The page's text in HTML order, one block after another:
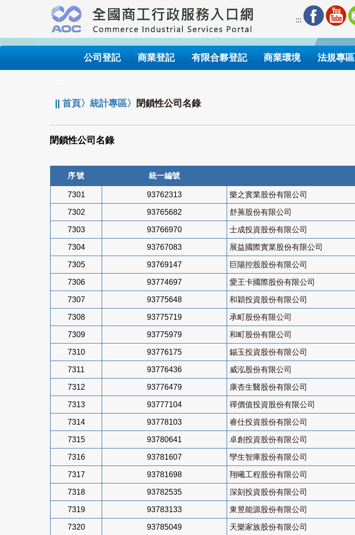
要
內
:::
公司登記 商業登記 有限合夥登記 商業環境 法規專區
||首頁〉統計專區〉 閉鎖性公司名錄
閉鎖性公司名錄
序號 統一編號
7301 93762313 樂之實業股份有限公司
7302 93765682 舒茀股份有限公司
7303 93766970 士成投資股份有限公司
7304 93767083 展益國際實業股份有限公司
7305 93769147 巨陽控股股份有限公司
7306 93774697 愛王卡國際股份有限公司
7307 93775648 和穎投資股份有限公司
7308 93775719 承町股份有限公司
7309 93775979 和町股份有限公司
7310 93776175 錫玉投資股份有限公司
7311 93776436 威泓股份有限公司
7312 93776479 康杏生醫股份有限公司
7313 93777104 禪價值投資股份有限公司
7314 93778103 睿仕投資股份有限公司
7315 93780641 卓創投資股份有限公司
7316 93781607 孿生智庫股份有限公司
7317 93781698 翔曦工程股份有限公司
7318 93782535 深刻投資股份有限公司
7319 93783133 東昱能源股份有限公司
7320 93785049 天樂家族股份有限公司